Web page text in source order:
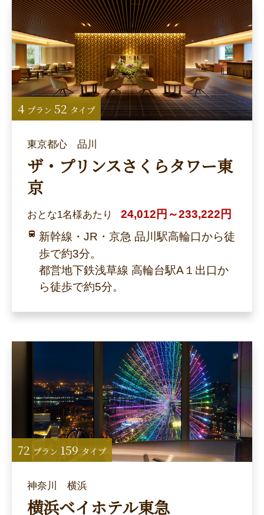
東京都心 品川
ザ・プリンスさくらタワー東
京
おとな1名様あたり
24,012円～233,222円
新幹線・JR・京急 品川駅高輪口から徒
歩で約3分。
都営地下鉄浅草線 高輪台駅A１出口か
ら徒歩で約5分。
4 プラン 52 タイプ
神奈川 横浜
横浜ベイホテル東急
72 プラン 159 タイプ